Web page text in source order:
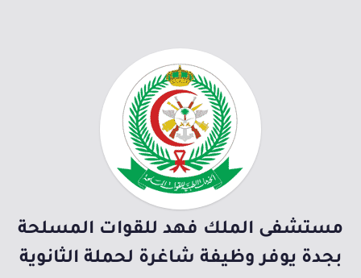
مستشفى الملك فهد للقوات المسلحة
بجدة يوفر وظيفة شاغرة لحملة الثانوية